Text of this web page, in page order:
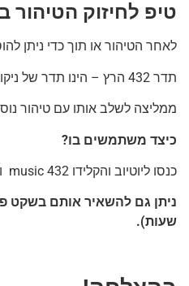
טיפ לחיזוק
לאחר הטיהור או תוך כדי ניתן
תדר 432 הרץ – הינו תדר של ניקוי חיצוני ופנימי (הוא נפלא גם לאיזון צ'אקרות) ומביא איתו רוגע למרחב שלנו.
ממליצה לשלב אותו עם טיהור
כיצד משתמשים בו?
כנסו ליוטיוב והקלידו 432 music ולינקים מתאימים יעלו.
שעות).